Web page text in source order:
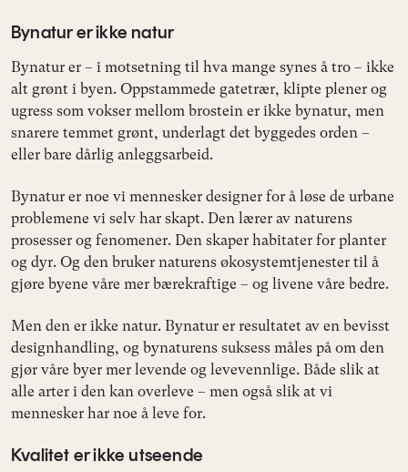
Bynatur er ikke natur
Bynatur er – i motsetning til hva mange synes å tro – ikke
alt grønt i byen. Oppstammede gatetrær, klipte plener og
ugress som vokser mellom brostein er ikke bynatur, men
snarere temmet grønt, underlagt det byggedes orden –
eller bare dårlig anleggsarbeid.
Bynatur er noe vi mennesker designer for å løse de urbane
problemene vi selv har skapt. Den lærer av naturens
prosesser og fenomener. Den skaper habitater for planter
og dyr. Og den bruker naturens økosystemtjenester til å
gjøre byene våre mer bærekraftige – og livene våre bedre.
Men den er ikke natur. Bynatur er resultatet av en bevisst
designhandling, og bynaturens suksess måles på om den
gjør våre byer mer levende og levevennlige. Både slik at
alle arter i den kan overleve – men også slik at vi
mennesker har noe å leve for.
Kvalitet er ikke utseende